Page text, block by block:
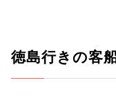
徳島行きの客